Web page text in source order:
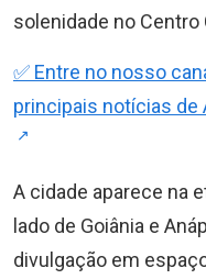
solenidade no Centro
✅ Entre no nosso
principais notícias de
A cidade aparece na
lado de Goiânia e
divulgação em